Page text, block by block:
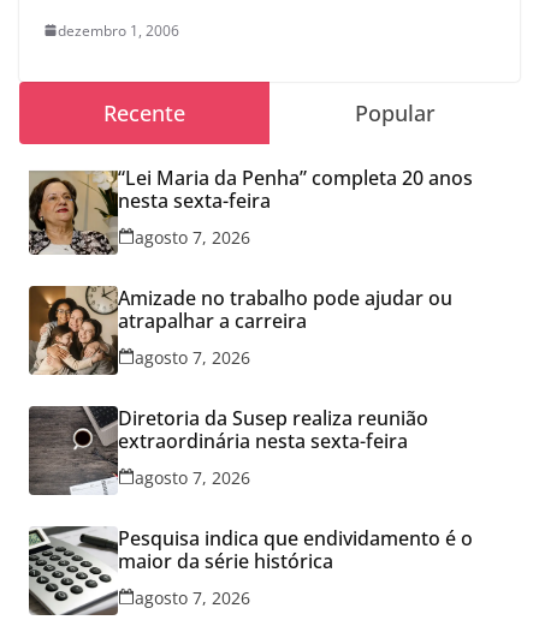
dezembro 1, 2006
Recente Popular
“Lei Maria da Penha” completa 20 anos
nesta sexta-feira
agosto 7, 2026
Amizade no trabalho pode ajudar ou
atrapalhar a carreira
agosto 7, 2026
Diretoria da Susep realiza reunião
extraordinária nesta sexta-feira
agosto 7, 2026
Pesquisa indica que endividamento é o
maior da série histórica
agosto 7, 2026